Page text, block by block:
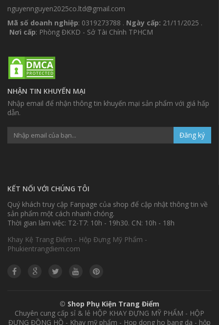
nguyennguyen2025co.ltd@gmail.com
Mã số doanh nghiệp: 0319273788 . Ngày cấp: 21/11/2025 .
Nơi cấp: Phòng ĐKKD - Sở Tài Chính TPHCM
NHẬN TIN KHUYẾN MẠI
Nhập email để nhận thông tin khuyến mại sản phẩm với giá hấp
dẫn.
Đăng ký
KẾT NỐI VỚI CHÚNG TÔI
Quý khách truy cập Fanpage của shop để cập nhật thông tin về
sản phẩm một cách nhanh chóng.
Thời gian làm việc: T2-T7: 10h - 19h30. CN: 10h - 18h
Khay Kệ Trang Điểm - Hộp Đựng Mỹ Phẩm -
Phukientrangdiem.com
© Shop Phụ Kiện Trang Điểm
Chuyên cung cấp sỉ & lẻ HỘP KHAY ĐỰNG MỸ PHẨM - HỘP
ĐỰNG ĐỒNG HỒ - Khay mỹ phẩm - Hop dong ho bang da - hộp